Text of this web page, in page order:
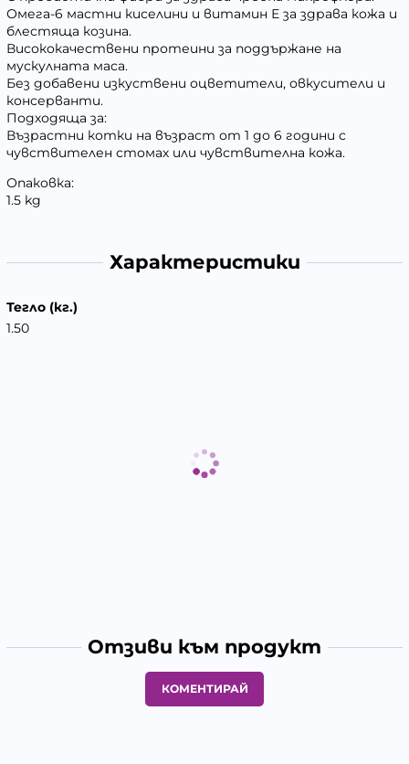
Омега-6 мастни киселини и витамин Е за здрава кожа и
блестяща козина.
Висококачествени протеини за поддържане на
мускулната маса.
Без добавени изкуствени оцветители, овкусители и
консерванти.
Подходяща за:
Възрастни котки на възраст от 1 до 6 години с
чувствителен стомах или чувствителна кожа.
Опаковка:
1.5 kg
Характеристики
Тегло (кг.)
1.50
Отзиви към продукт
КОМЕНТИРАЙ